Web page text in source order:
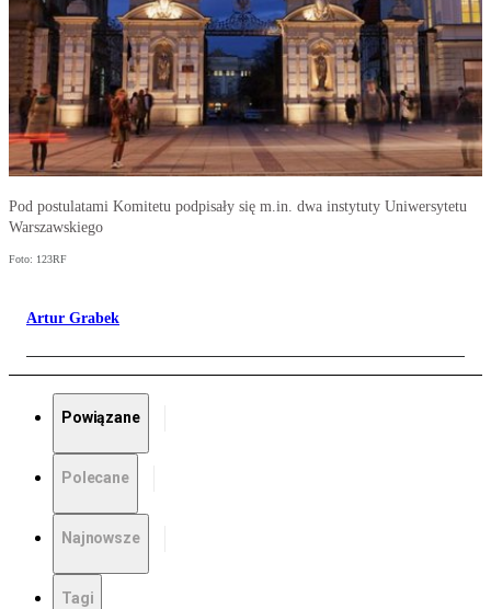
Pod postulatami Komitetu podpisały się m.in. dwa instytuty Uniwersytetu
Warszawskiego
Foto: 123RF
Artur Grabek
Powiązane
Polecane
Najnowsze
Tagi